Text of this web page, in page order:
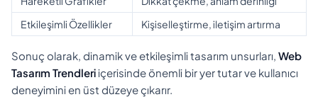
Etkileşimli Özellikler
Kişiselleştirme, iletişim artırma
Sonuç olarak, dinamik ve etkileşimli tasarım unsurları, Web
Tasarım Trendleriiçerisinde önemli bir yer tutar ve kullanıcı
deneyimini en üst düzeye çıkarır.